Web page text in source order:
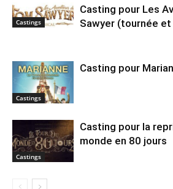
Castings
Casting pour Les
Sawyer (tournée
Castings
Casting pour
Castings
Casting pour la
monde en 80 jours